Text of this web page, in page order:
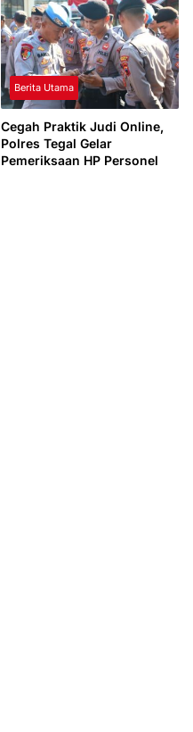
Berita Utama
Cegah Praktik Judi Online,
Polres Tegal Gelar
Pemeriksaan HP Personel